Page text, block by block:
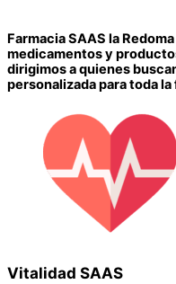
Farmacia SAAS la
medicamentos y
dirigimos a quienes
personalizada para toda la
Vitalidad SAAS